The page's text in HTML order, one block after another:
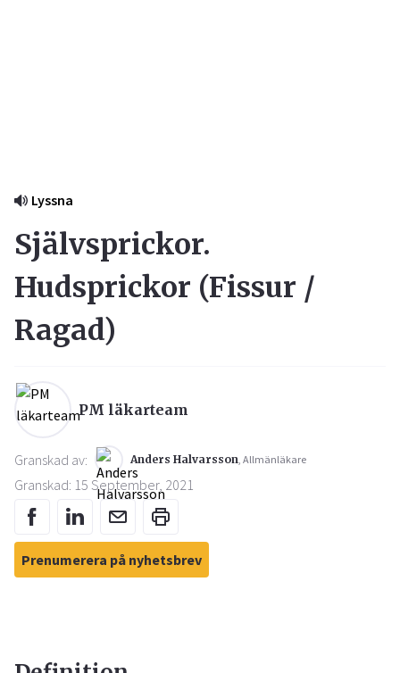
Lyssna
Självsprickor.
Hudsprickor (Fissur /
Ragad)
PM läkarteam
Granskad av: Anders Halvarsson, Allmänläkare
Granskad: 15 September, 2021
Prenumerera på nyhetsbrev